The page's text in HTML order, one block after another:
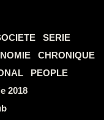
SERIE
CHRONIQUE
PEOPLE
2018